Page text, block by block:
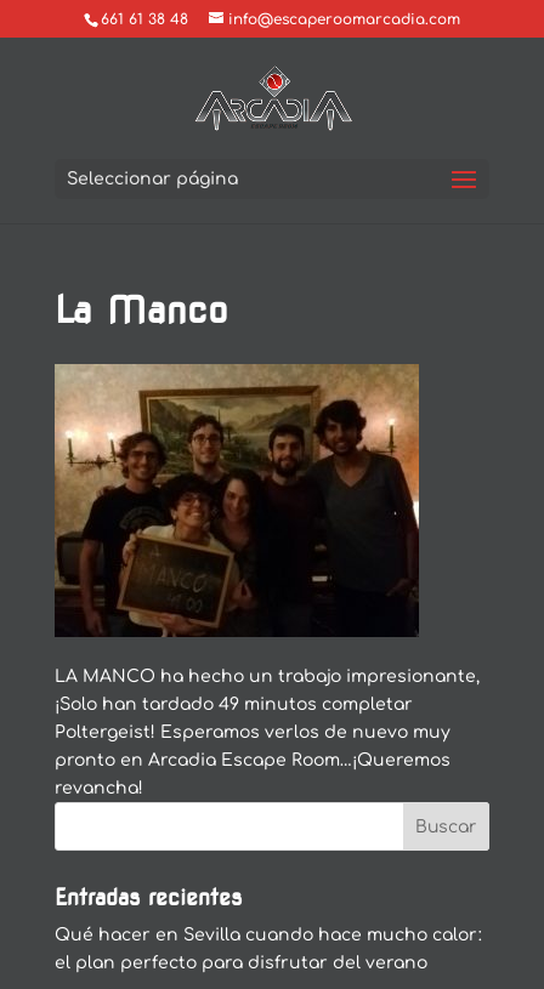
661 61 38 48 info@escaperoomarcadia.com
Seleccionar página
La Manco
LA MANCO ha hecho un trabajo impresionante,
¡Solo han tardado 49 minutos completar
Poltergeist! Esperamos verlos de nuevo muy
pronto en Arcadia Escape Room…¡Queremos
revancha!
Entradas recientes
Qué hacer en Sevilla cuando hace mucho calor:
el plan perfecto para disfrutar del verano